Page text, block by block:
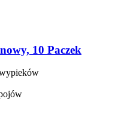
10 Paczek